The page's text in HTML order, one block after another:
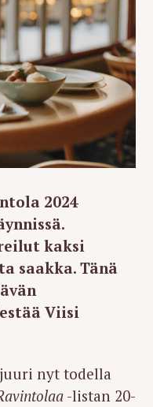
2024
kaksi
saakka. Tänä
Viisi
nyt todella
-listan 20-